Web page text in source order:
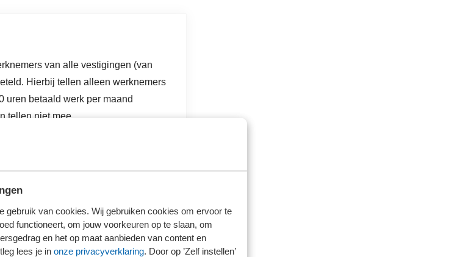
gebruik van cookies. Wij gebruiken cookies om ervoor te
functioneert, om jouw voorkeuren op te slaan, om
en het op maat aanbieden van content en
lees je in onze privacyverklaring. Door op ’Zelf instellen’
van alle vestigingen (van
Hierbij tellen alleen werknemers
uren betaald werk per maand
tellen niet mee.
is uitgesteld naar 1 juli 2024. Het is
te kunnen voldoen.